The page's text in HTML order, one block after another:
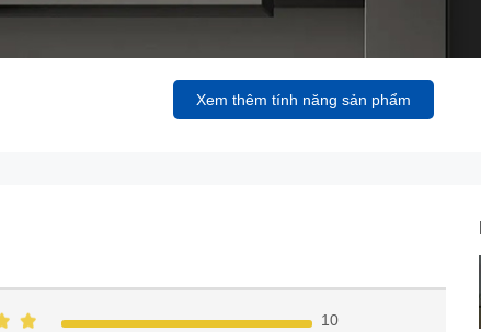
Xem thêm tính năng sản phẩm
10